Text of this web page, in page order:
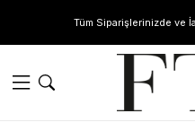
Tüm Siparişlerinizde ve